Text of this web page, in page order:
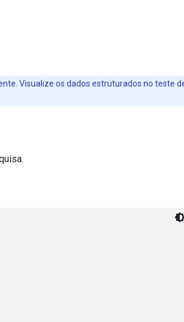
Visualize os dados estruturados no teste